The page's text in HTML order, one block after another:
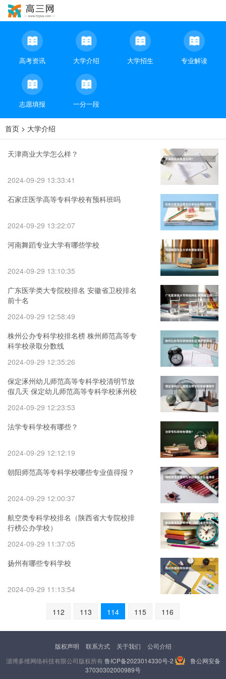
高考资讯 大学介绍 大学招生 专业解读
志愿填报 一分一段
首页 > 大学介绍
天津商业大学怎么样？
2024-09-29 13:33:41
石家庄医学高等专科学校有预科班吗
2024-09-29 13:22:07
河南舞蹈专业大学有哪些学校
2024-09-29 13:10:35
广东医学类大专院校排名 安徽省卫校排名
前十名
2024-09-29 12:58:49
株州公办专科学校排名榜 株州师范高等专
科学校录取分数线
2024-09-29 12:35:26
保定涿州幼儿师范高等专科学校清明节放
假几天 保定幼儿师范高等专科学校涿州校
2024-09-29 12:23:53
法学专科学校有哪些？
2024-09-29 12:12:19
朝阳师范高等专科学校哪些专业值得报？
2024-09-29 12:00:37
航空类专科学校排名（陕西省大专院校排
行榜公办学校）
2024-09-29 11:37:05
扬州有哪些专科学校
2024-09-29 11:13:54
112 113 114 115 116
版权声明 联系方式 关于我们
公司介绍
淄博多维网络科技有限公司版权所有鲁ICP备2023014330号-2
鲁公网安备
37030302000989号